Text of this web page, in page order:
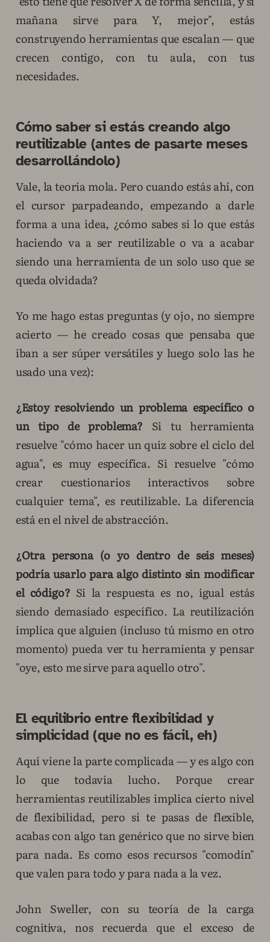
mañana sirve para Y, mejor", estás
construyendo herramientas que escalan — que
crecen contigo, con tu aula, con tus
necesidades.
Cómo saber si estás creando algo
reutilizable (antes de pasarte meses
desarrollándolo)
Vale, la teoría mola. Pero cuando estás ahí, con
el cursor parpadeando, empezando a darle
forma a una idea, ¿cómo sabes si lo que estás
haciendo va a ser reutilizable o va a acabar
siendo una herramienta de un solo uso que se
queda olvidada?
Yo me hago estas preguntas (y ojo, no siempre
acierto — he creado cosas que pensaba que
iban a ser súper versátiles y luego solo las he
usado una vez):
¿Estoy resolviendo un problema específico o
un tipo de problema? Si tu herramienta
resuelve "cómo hacer un quiz sobre el ciclo del
agua", es muy específica. Si resuelve "cómo
crear cuestionarios interactivos sobre
cualquier tema", es reutilizable. La diferencia
está en el nivel de abstracción.
¿Otra persona (o yo dentro de seis meses)
podría usarlo para algo distinto sin modificar
el código? Si la respuesta es no, igual estás
siendo demasiado específico. La reutilización
implica que alguien (incluso tú mismo en otro
momento) pueda ver tu herramienta y pensar
"oye, esto me sirve para aquello otro".
El equilibrio entre flexibilidad y
simplicidad (que no es fácil, eh)
Aquí viene la parte complicada — y es algo con
lo que todavía lucho. Porque crear
herramientas reutilizables implica cierto nivel
de flexibilidad, pero si te pasas de flexible,
acabas con algo tan genérico que no sirve bien
para nada. Es como esos recursos "comodín"
que valen para todo y para nada a la vez.
John Sweller, con su teoría de la carga
cognitiva, nos recuerda que el exceso de